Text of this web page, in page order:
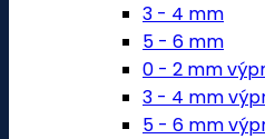
3 - 4 mm
5 - 6 mm
0 - 2 mm
3 - 4 mm
5 - 6 mm